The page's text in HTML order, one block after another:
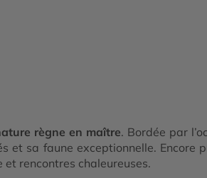
règne en maître. Bordée par
sa faune exceptionnelle. Encore
rencontres chaleureuses.